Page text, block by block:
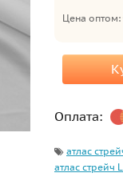
Цена оптом:
Оплата:
атлас
атлас стрейч